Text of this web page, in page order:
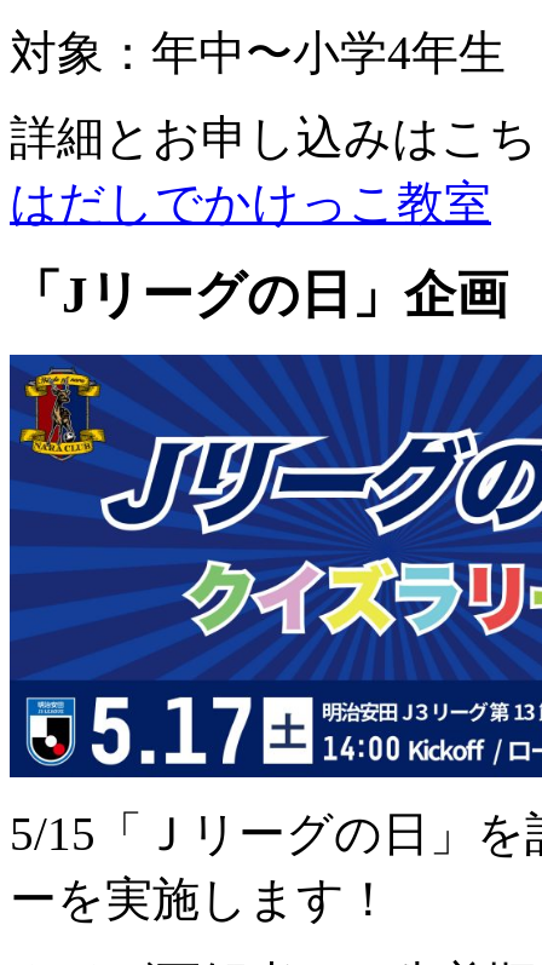
対象：年中〜小学4年生
詳細とお申し込みはこ
はだしでかけっこ教室
「Jリーグの日」企画
5/15「Ｊリーグの日」
ーを実施します！